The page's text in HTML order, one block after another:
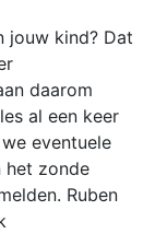
jouw kind? Dat
daarom
al een keer
eventuele
het zonde
Ruben